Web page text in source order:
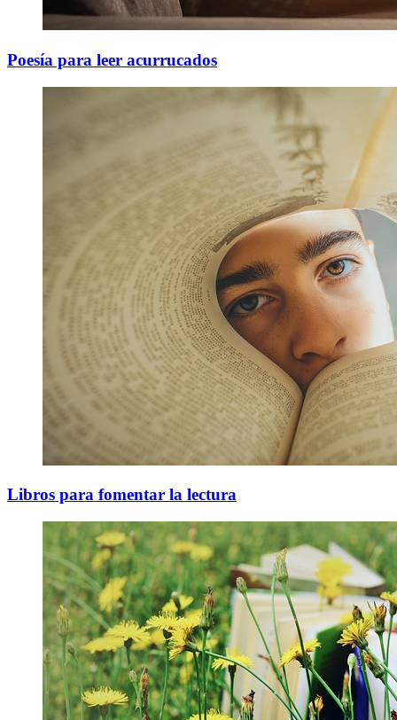
Poesía para leer acurrucados
Libros para fomentar la lectura